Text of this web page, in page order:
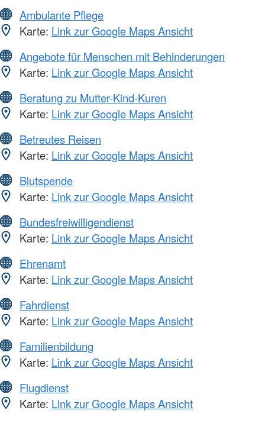
Ambulante Pflege
Karte: Link zur Google Maps Ansicht
Angebote für Menschen mit Behinderungen
Karte: Link zur Google Maps Ansicht
Beratung zu Mutter-Kind-Kuren
Karte: Link zur Google Maps Ansicht
Betreutes Reisen
Karte: Link zur Google Maps Ansicht
Blutspende
Karte: Link zur Google Maps Ansicht
Bundesfreiwilligendienst
Karte: Link zur Google Maps Ansicht
Ehrenamt
Karte: Link zur Google Maps Ansicht
Fahrdienst
Karte: Link zur Google Maps Ansicht
Familienbildung
Karte: Link zur Google Maps Ansicht
Flugdienst
Karte: Link zur Google Maps Ansicht